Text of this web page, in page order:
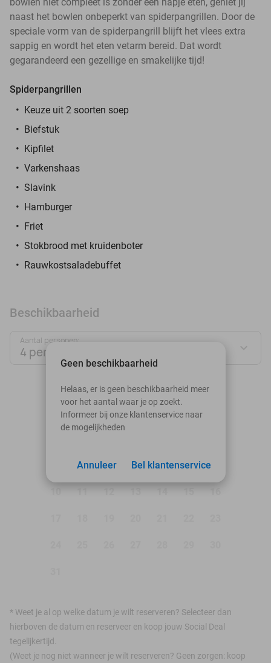
naast het bowlen onbeperkt van spiderpangrillen. Door de
speciale vorm van de spiderpangrill blijft het vlees extra
sappig en wordt het eten vetarm bereid. Dat wordt
gegarandeerd een gezellige en smakelijke tijd!
Spiderpangrillen
Keuze uit 2 soorten soep
Biefstuk
Kipfilet
Varkenshaas
Slavink
Hamburger
Friet
Stokbrood met kruidenboter
Rauwkostsaladebuffet
Beschikbaarheid
Aantal personen:
4 personen
augustus 2026
Ma
Di Wo Do Vr
4 5 6 7 8
* Weet je al op welke datum je wilt reserveren? Selecteer dan
hierboven de datum en reserveer en koop jouw Social Deal
tegelijkertijd.
(Weet je nog niet wanneer je wilt reserveren? Geen zorgen: koop
Geen beschikbaarheid
Helaas, er is geen beschikbaarheid meer
voor het aantal waar je op zoekt.
Informeer bij onze klantenservice naar
de mogelijkheden
Bel klantenservice
Annuleer